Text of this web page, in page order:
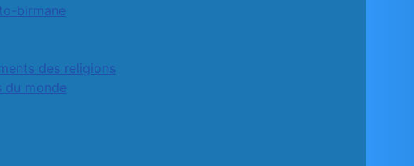
birmane
des religions
du monde